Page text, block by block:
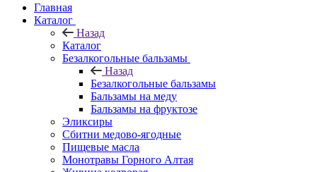
Главная
Каталог
Назад
Каталог
Безалкогольные бальзамы
Назад
Безалкогольные бальзамы
Бальзамы на меду
Бальзамы на фруктозе
Эликсиры
Сбитни медово-ягодные
Пищевые масла
Монотравы Горного Алтая